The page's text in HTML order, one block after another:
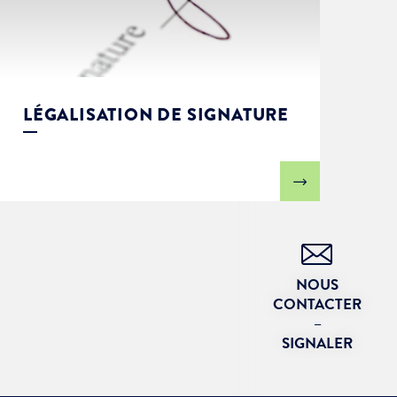
LÉGALISATION DE SIGNATURE
NOUS
CONTACTER
–
SIGNALER